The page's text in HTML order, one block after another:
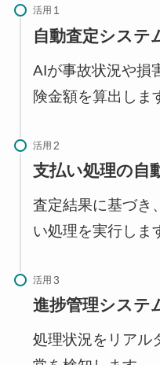
活用
自動査定システ
AIが事故状況や損
険金額を算出しま
活用
支払い処理の自
査定結果に基づき
い処理を実行しま
活用
進捗管理システ
処理状況をリアル